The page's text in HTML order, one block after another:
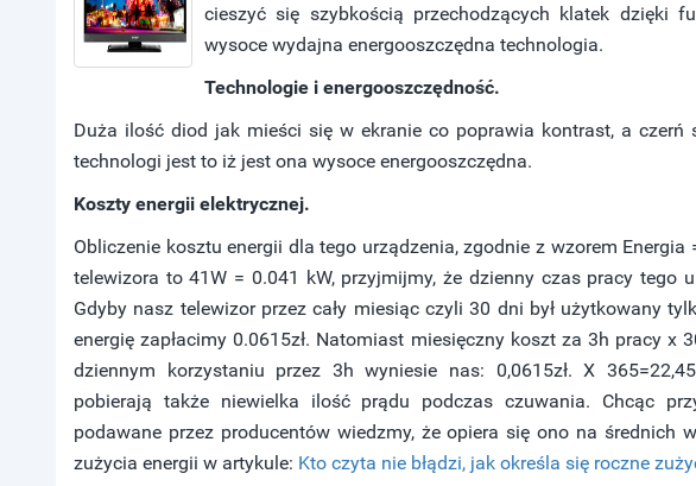
cieszyć się szybkością przechodzących klatek dzięki
wysoce wydajna energooszczędna technologia.
Technologie i energooszczędność.
Duża ilość diod jak mieści się w ekranie co poprawia kontrast, a czerń
technologi jest to iż jest ona wysoce energooszczędna.
Koszty energii elektrycznej.
Obliczenie kosztu energii dla tego urządzenia, zgodnie z wzorem
telewizora to 41W = 0.041 kW, przyjmijmy, że dzienny czas pracy tego
Gdyby nasz telewizor przez cały miesiąc czyli 30 dni był użytkowany
energię zapłacimy 0.0615zł. Natomiast miesięczny koszt za 3h pracy x
dziennym korzystaniu przez 3h wyniesie nas: 0,0615zł. X
pobierają także niewielka ilość prądu podczas czuwania. Chcąc
podawane przez producentów wiedzmy, że opiera się ono na średnich
zużycia energii w artykule: Kto czyta nie błądzi, jak określa się roczne